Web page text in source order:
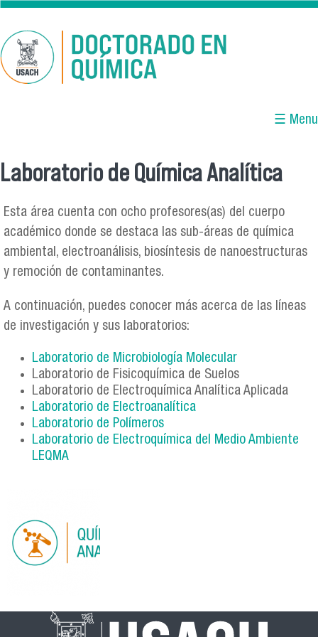
Pasar al contenido principal
☰ Menu
Laboratorio de Química Analítica
Esta área cuenta con ocho profesores(as) del cuerpo
académico donde se destaca las sub-áreas de química
ambiental, electroanálisis, biosíntesis de nanoestructuras
y remoción de contaminantes.
A continuación, puedes conocer más acerca de las líneas
de investigación y sus laboratorios:
Laboratorio de Microbiología Molecular
Laboratorio de Fisicoquímica de Suelos
Laboratorio de Electroquímica Analítica Aplicada
Laboratorio de Electroanalítica
Laboratorio de Polímeros
Laboratorio de Electroquímica del Medio Ambiente
LEQMA